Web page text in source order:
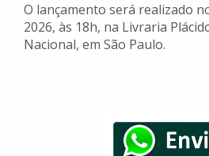
O lançamento será realizado
2026, às 18h, na Livraria
Nacional, em São Paulo.